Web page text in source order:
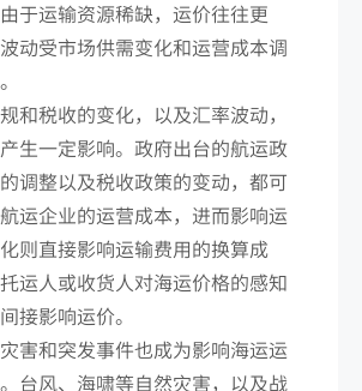
于运输资源稀缺，运价往往更
动受市场供需变化和运营成本调
和税收的变化，以及汇率波动，
生一定影响。政府出台的航运政
调整以及税收政策的变动，都可
运企业的运营成本，进而影响运
则直接影响运输费用的换算成
运人或收货人对海运价格的感知
接影响运价。
害和突发事件也成为影响海运运
台风、海啸等自然灾害，以及战